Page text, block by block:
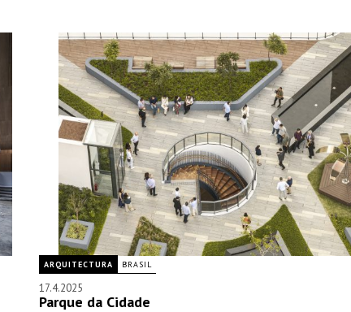
ARQUITECTURA BRASIL
17.4.2025
Parque da Cidade